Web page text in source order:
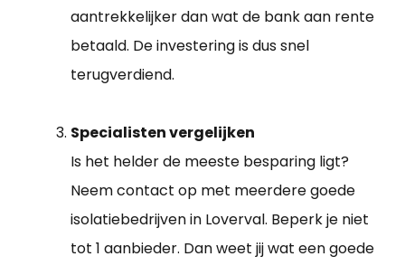
aantrekkelijker dan wat de bank aan rente
betaald. De investering is dus snel
terugverdiend.
Specialisten vergelijken
Is het helder de meeste besparing ligt?
Neem contact op met meerdere goede
isolatiebedrijven in Loverval. Beperk je niet
tot 1 aanbieder. Dan weet jij wat een goede